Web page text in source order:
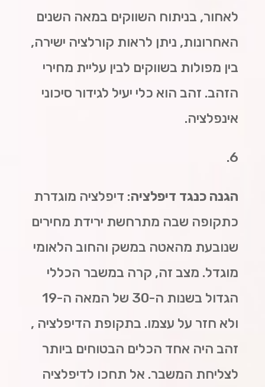
לאחור, בניתוח השווקים במאה השנים
האחרונות, ניתן לראות קורלציה ישירה,
בין מפולות בשווקים לבין עליית מחירי
הזהב. זהב הוא כלי יעיל לגידור סיכוני
אינפלציה.
6.
הגנה כנגד דיפלציה: דיפלציה מוגדרת
כתקופה שבה מתרחשת ירידת מחירים
שנובעת מהאטה במשק והחוב הלאומי
מוגדל. מצב זה, קרה במשבר הכללי
הגדול בשנות ה-30 של המאה ה-19
ולא חזר על עצמו. בתקופת הדיפלציה ,
זהב היה אחד הכלים הבטוחים ביותר
לצליחת המשבר. אל תחכו לדיפלציה